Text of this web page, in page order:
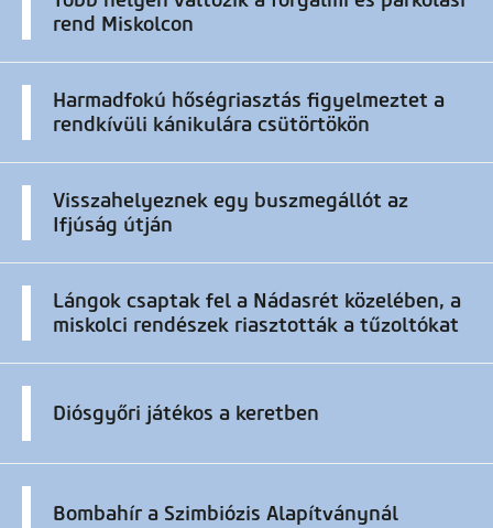
rend Miskolcon
Harmadfokú hőségriasztás figyelmeztet a
rendkívüli kánikulára csütörtökön
Visszahelyeznek egy buszmegállót az
Ifjúság útján
Lángok csaptak fel a Nádasrét közelében, a
miskolci rendészek riasztották a tűzoltókat
Diósgyőri játékos a keretben
Bombahír a Szimbiózis Alapítványnál